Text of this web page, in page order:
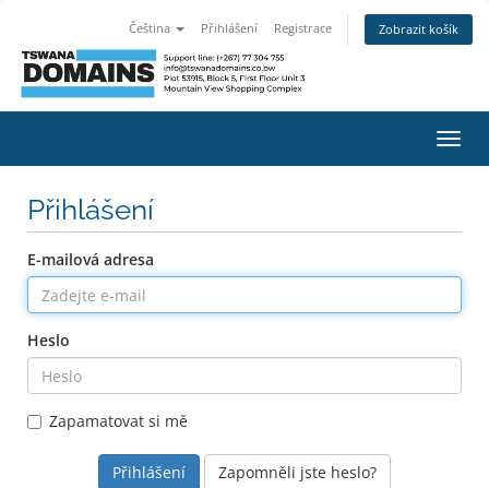
Čeština Přihlášení Registrace Zobrazit košík
Přihlášení
E-mailová adresa
Heslo
Zapamatovat si mě
Zapomněli jste heslo?